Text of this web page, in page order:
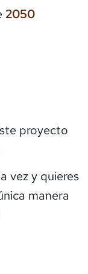
2050
proyecto
vez y quieres
manera